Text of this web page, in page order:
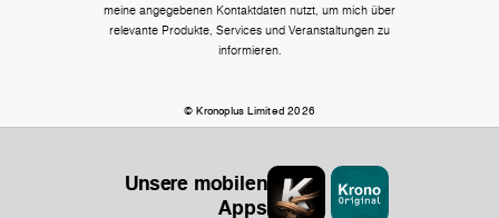
meine angegebenen Kontaktdaten nutzt, um mich über
relevante Produkte, Services und Veranstaltungen zu
informieren.
© Kronoplus Limited 2026
Unsere mobilen
Apps